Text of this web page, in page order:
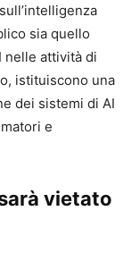
questo è il
oraper avere
in
sia quello
nelle attività di
istituiscono una
dei sistemi di AI
e
vietato